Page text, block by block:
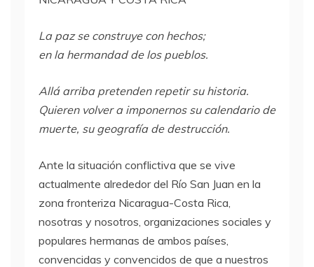
La paz se construye con hechos;
en la hermandad de los pueblos.
Allá arriba pretenden repetir su historia.
Quieren volver a imponernos su calendario de
muerte, su geografía de destrucción.
Ante la situación conflictiva que se vive
actualmente alrededor del Río San Juan en la
zona fronteriza Nicaragua-Costa Rica,
nosotras y nosotros, organizaciones sociales y
populares hermanas de ambos países,
convencidas y convencidos de que a nuestros